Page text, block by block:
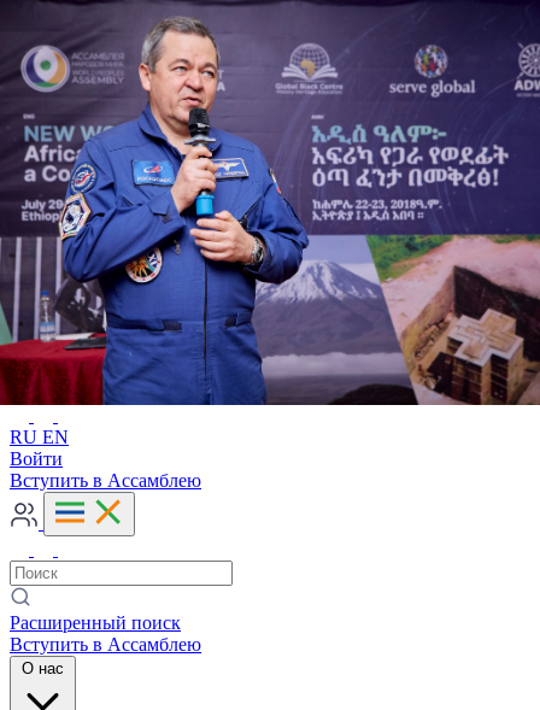
Расширенный поиск
RU EN
RU EN
Войти
Вступить в Ассамблею
Расширенный поиск
Вступить в Ассамблею
О нас